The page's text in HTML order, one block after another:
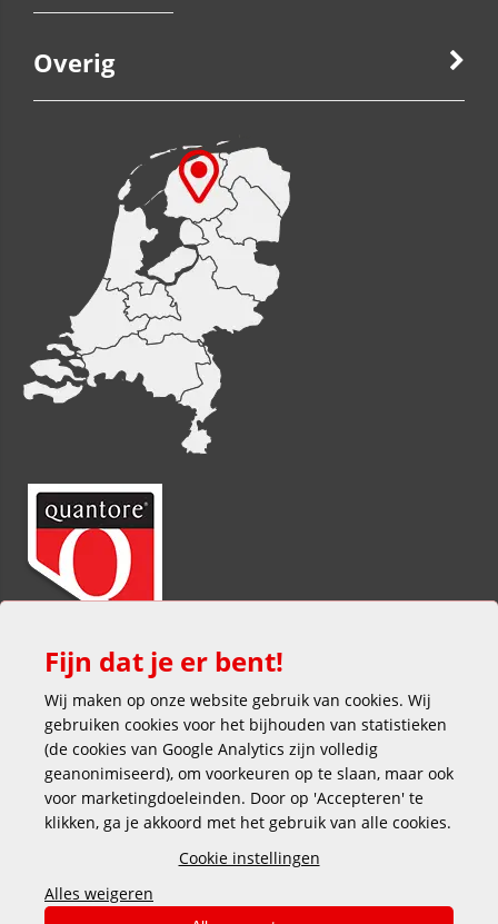
Overig
Veilig en gemakkelijk betalen
Fijn dat je er bent!
Wij maken op onze website gebruik van cookies. Wij
gebruiken cookies voor het bijhouden van statistieken
(de cookies van Google Analytics zijn volledig
geanonimiseerd), om voorkeuren op te slaan, maar ook
voor marketingdoeleinden. Door op 'Accepteren' te
klikken, ga je akkoord met het gebruik van alle cookies.
Cookie instellingen
Alles weigeren